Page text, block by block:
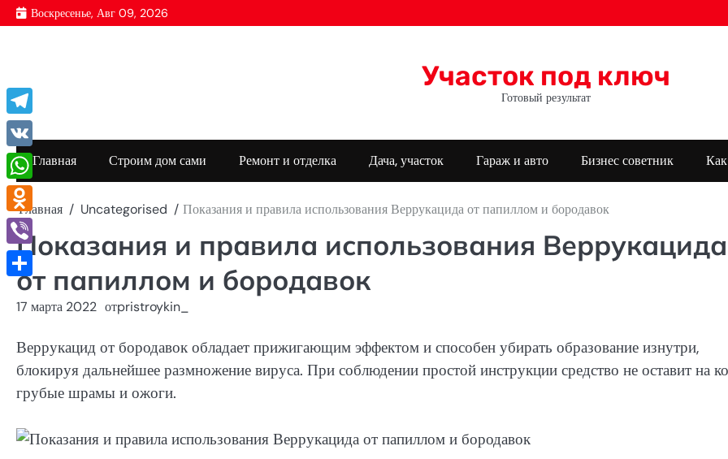
Перейти
к
Воскресенье, Авг 09, 2026
Участок под ключ
Готовый результат
Главная Строим дом сами Ремонт и отделка Дача, участок Гараж и авто Бизнес советник
Главная Uncategorised Показания и правила использования Веррукацида от папиллом и бородавок
Показания и правила использования Веррукацида
от папиллом и бородавок
17 марта 2022 отpristroykin_
Веррукацид от бородавок обладает прижигающим эффектом и способен убирать образование изнутри,
блокируя дальнейшее размножение вируса. При соблюдении простой инструкции средство не оставит на
грубые шрамы и ожоги.
Telegram
VK
WhatsApp
Odnoklassniki
Viber
Отправить